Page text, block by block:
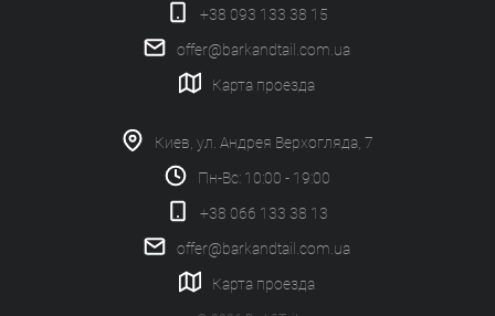
+38 093 133 38 15
offer@barkandtail.com.ua
Карта проезда
Киев, ул. Андрея Верхогляда, 7
Пн-Вс: 10:00 - 19:00
+38 066 133 38 13
offer@barkandtail.com.ua
Карта проезда